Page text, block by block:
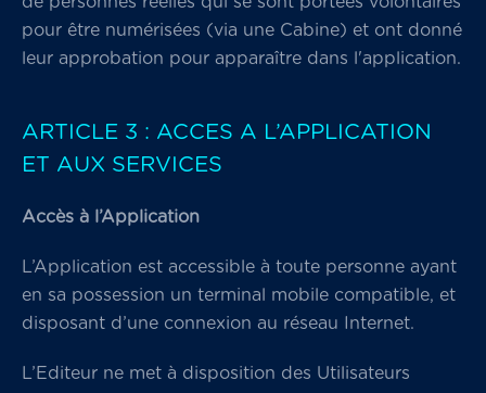
pour être numérisées (via une Cabine) et ont donné
leur approbation pour apparaître dans l'application.
ARTICLE 3 : ACCES A L’APPLICATION
ET AUX SERVICES
Accès à l’Application
L’Application est accessible à toute personne ayant
en sa possession un terminal mobile compatible, et
disposant d’une connexion au réseau Internet.
L’Editeur ne met à disposition des Utilisateurs